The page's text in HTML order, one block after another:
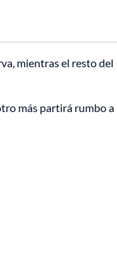
mientras el resto del
más partirá rumbo a